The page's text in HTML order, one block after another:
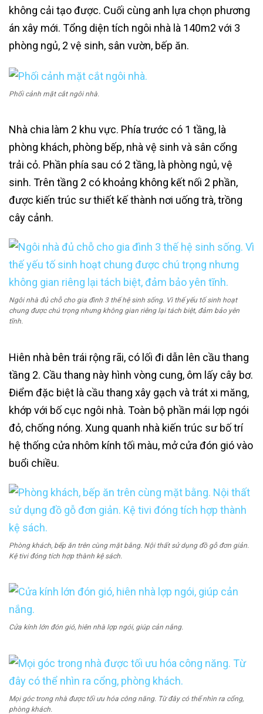
không cải tạo được. Cuối cùng anh lựa chọn phương
án xây mới. Tổng diện tích ngôi nhà là 140m2 với 3
phòng ngủ, 2 vệ sinh, sân vườn, bếp ăn.
Phối cảnh mặt cắt ngôi nhà.
Nhà chia làm 2 khu vực. Phía trước có 1 tầng, là
phòng khách, phòng bếp, nhà vệ sinh và sân cổng
trải cỏ. Phần phía sau có 2 tầng, là phòng ngủ, vệ
sinh. Trên tầng 2 có khoảng không kết nối 2 phần,
được kiến trúc sư thiết kế thành nơi uống trà, trồng
cây cảnh.
Ngôi nhà đủ chỗ cho gia đình 3 thế hệ sinh sống. Vì thế yếu tố sinh hoạt
chung được chú trọng nhưng không gian riêng lại tách biệt, đảm bảo yên
tĩnh.
Hiên nhà bên trái rộng rãi, có lối đi dẫn lên cầu thang
tầng 2. Cầu thang này hình vòng cung, ôm lấy cây bơ.
Điểm đặc biệt là cầu thang xây gạch và trát xi măng,
khớp với bố cục ngôi nhà. Toàn bộ phần mái lợp ngói
đỏ, chống nóng. Xung quanh nhà kiến trúc sư bố trí
hệ thống cửa nhôm kính tối màu, mở cửa đón gió vào
buổi chiều.
Phòng khách, bếp ăn trên cùng mặt bằng. Nội thất sử dụng đồ gỗ đơn giản.
Kệ tivi đóng tích hợp thành kệ sách.
Cửa kính lớn đón gió, hiên nhà lợp ngói, giúp cản nắng.
Mọi góc trong nhà được tối ưu hóa công năng. Từ đây có thể nhìn ra cổng,
phòng khách.